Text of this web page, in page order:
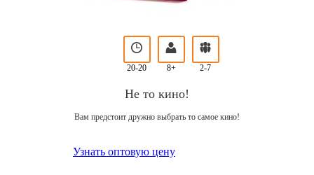
20-20 8+ 2-7
Не то кино!
Вам предстоит дружно выбрать то самое кино!
Узнать оптовую цену